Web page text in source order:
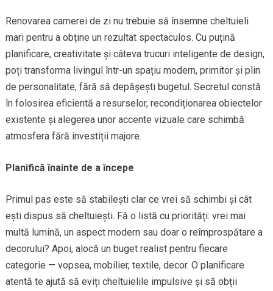
Renovarea camerei de zi nu trebuie să însemne cheltuieli
mari pentru a obține un rezultat spectaculos. Cu puțină
planificare, creativitate și câteva trucuri inteligente de design,
poți transforma livingul într-un spațiu modern, primitor și plin
de personalitate, fără să depășești bugetul. Secretul constă
în folosirea eficientă a resurselor, recondiționarea obiectelor
existente și alegerea unor accente vizuale care schimbă
atmosfera fără investiții majore.
Planifică înainte de a începe
Primul pas este să stabilești clar ce vrei să schimbi și cât
ești dispus să cheltuiești. Fă o listă cu priorități: vrei mai
multă lumină, un aspect modern sau doar o reîmprospătare a
decorului? Apoi, alocă un buget realist pentru fiecare
categorie — vopsea, mobilier, textile, decor. O planificare
atentă te ajută să eviți cheltuielile impulsive și să obții